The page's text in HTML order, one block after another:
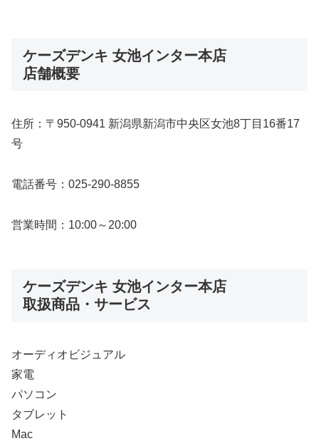
ケーズデンキ 女池インター本店
店舗概要
住所：〒950-0941 新潟県新潟市中央区女池8丁目16番17
号
電話番号：025-290-8855
営業時間：10:00～20:00
ケーズデンキ 女池インター本店
取扱商品・サービス
オーディオビジュアル
家電
パソコン
タブレット
Mac